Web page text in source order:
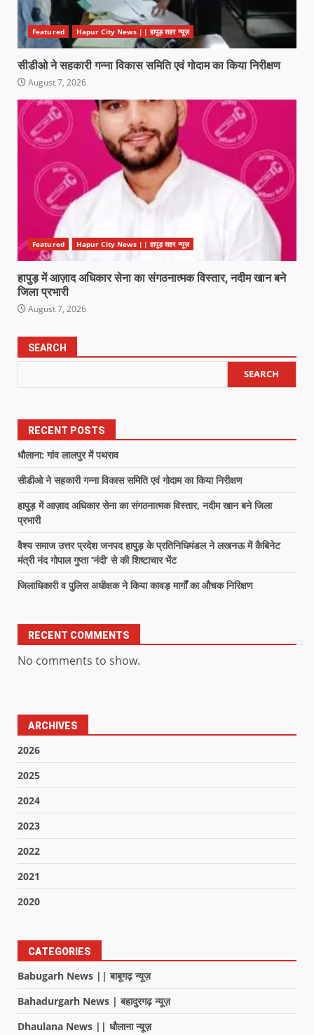
Featured Hapur City News || हापुड़ शहर न्यूज़
सीडीओ ने सहकारी गन्ना विकास समिति एवं गोदाम का किया निरीक्षण
August 7, 2026
Featured Hapur City News || हापुड़ शहर न्यूज़
हापुड़ में आज़ाद अधिकार सेना का संगठनात्मक विस्तार, नदीम खान बने
जिला प्रभारी
August 7, 2026
SEARCH
SEARCH
RECENT POSTS
धौलाना: गांव लालपुर में पथराव
सीडीओ ने सहकारी गन्ना विकास समिति एवं गोदाम का किया निरीक्षण
हापुड़ में आज़ाद अधिकार सेना का संगठनात्मक विस्तार, नदीम खान बने जिला
प्रभारी
वैश्य समाज उत्तर प्रदेश जनपद हापुड़ के प्रतिनिधिमंडल ने लखनऊ में कैबिनेट
मंत्री नंद गोपाल गुप्ता ‘नंदी’ से की शिष्टाचार भेंट
जिलाधिकारी व पुलिस अधीक्षक ने किया कावड़ मार्गों का औचक निरिक्षण
RECENT COMMENTS
No comments to show.
ARCHIVES
2026
2025
2024
2023
2022
2021
2020
CATEGORIES
Babugarh News || बाबूगढ़ न्यूज़
Bahadurgarh News | बहादुरगढ़ न्यूज़
Dhaulana News || धौलाना न्यूज़